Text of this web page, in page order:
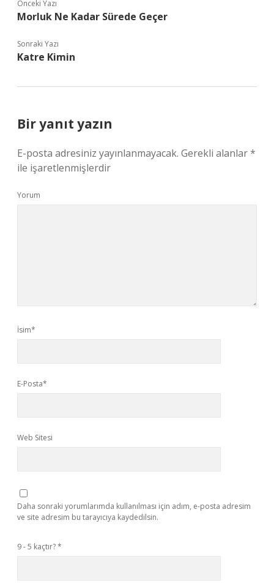
Önceki Yazı
Morluk Ne Kadar Sürede Geçer
Sonraki Yazı
Katre Kimin
Bir yanıt yazın
E-posta adresiniz yayınlanmayacak. Gerekli alanlar*
ile işaretlenmişlerdir
Yorum
İsim*
E-Posta*
Web Sitesi
Daha sonraki yorumlarımda kullanılması için adım, e-posta adresim
ve site adresim bu tarayıcıya kaydedilsin.
9 - 5 kaçtır?*